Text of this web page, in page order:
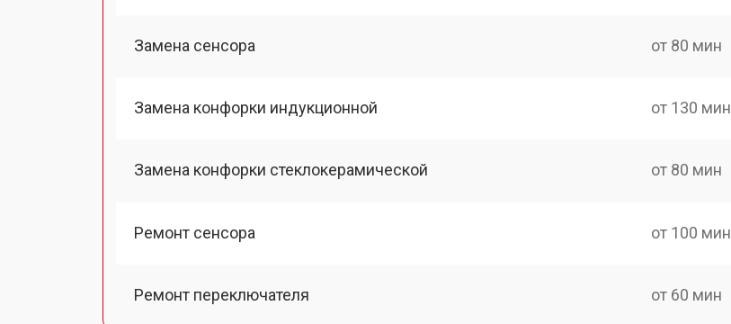
Замена сенсора от 80 мин
Замена конфорки индукционной от 130 мин
Замена конфорки стеклокерамической от 80 мин
Ремонт сенсора от 100 мин
Ремонт переключателя от 60 мин